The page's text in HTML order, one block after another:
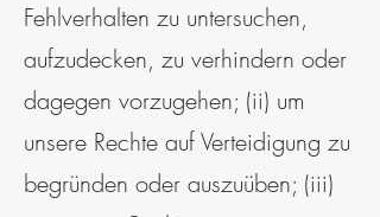
Fehlverhalten zu untersuchen,
aufzudecken, zu verhindern oder
dagegen vorzugehen; (ii) um
unsere Rechte auf Verteidigung zu
begründen oder auszuüben; (iii)